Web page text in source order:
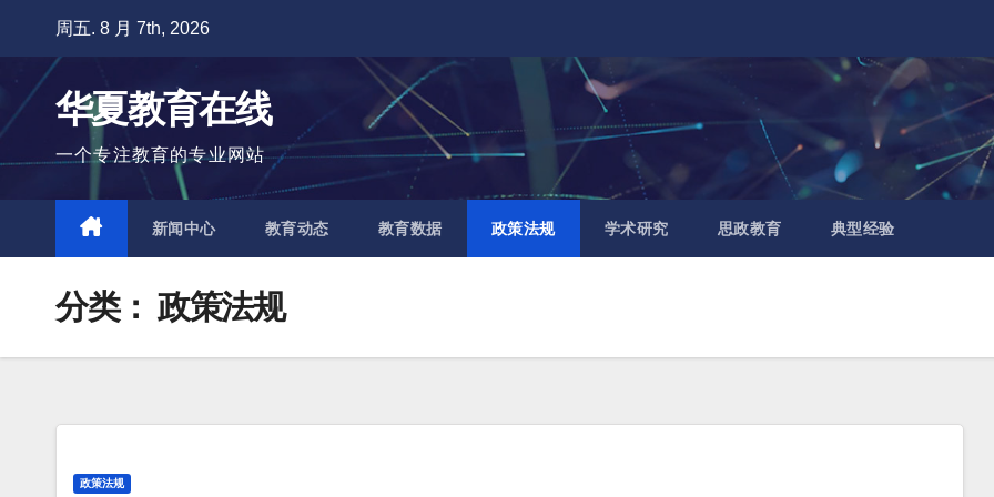
容
周五. 8 月 7th, 2026
华夏教育在线
一个专注教育的专业网站
新闻中心 教育动态 教育数据 政策法规 学术研究 思政教育 典型经验
分类： 政策法规
政策法规